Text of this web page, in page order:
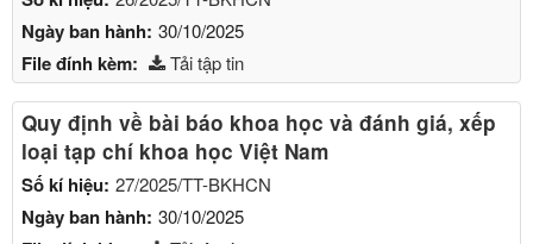
Ngày ban hành: 30/10/2025
File đính kèm: Tải tập tin
Quy định về bài báo khoa học và đánh giá, xếp
loại tạp chí khoa học Việt Nam
Số kí hiệu: 27/2025/TT-BKHCN
Ngày ban hành: 30/10/2025